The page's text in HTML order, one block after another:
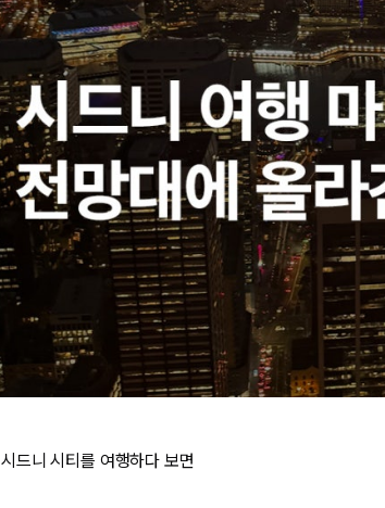
시드니 시티를 여행하다 보면